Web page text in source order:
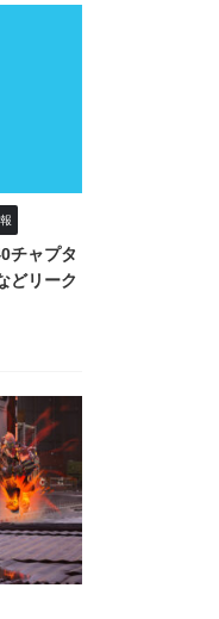
チャプタ
どリーク